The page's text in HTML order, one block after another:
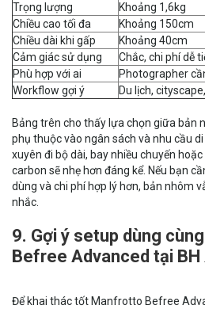
Trọng lượng
Khoảng 1,6kg
Chiều cao tối đa
Khoảng 150cm
Chiều dài khi gấp
Khoảng 40cm
Cảm giác sử dụng
Chắc, chi phí dễ
Phù hợp với ai
Photographer
Workflow gợi ý
Du lịch,
Bảng trên cho thấy lựa chọn giữa bản
phụ thuộc vào ngân sách và nhu cầu
xuyên đi bộ dài, bay nhiều chuyến
carbon sẽ nhẹ hơn đáng kể. Nếu bạn
dùng và chi phí hợp lý hơn, bản nhôm
nhắc.
9. Gợi ý setup dùng
Befree Advanced tại BH
Để khai thác tốt Manfrotto Befree